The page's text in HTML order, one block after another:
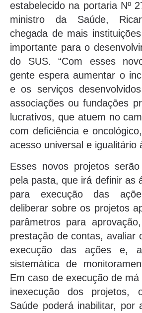
estabelecido na portaria Nº
ministro da Saúde,
chegada de mais
importante para o
do SUS. “Com esses
gente espera aumentar o
e os serviços
associações ou fundações
lucrativos, que atuem no
com deficiência e
acesso universal e igualitário
Esses novos projetos serão
pela pasta, que irá definir as
para execução das
deliberar sobre os projetos
parâmetros para
prestação de contas, avaliar
execução das ações e,
sistemática de
Em caso de execução de
inexecução dos projetos,
Saúde poderá inabilitar, por